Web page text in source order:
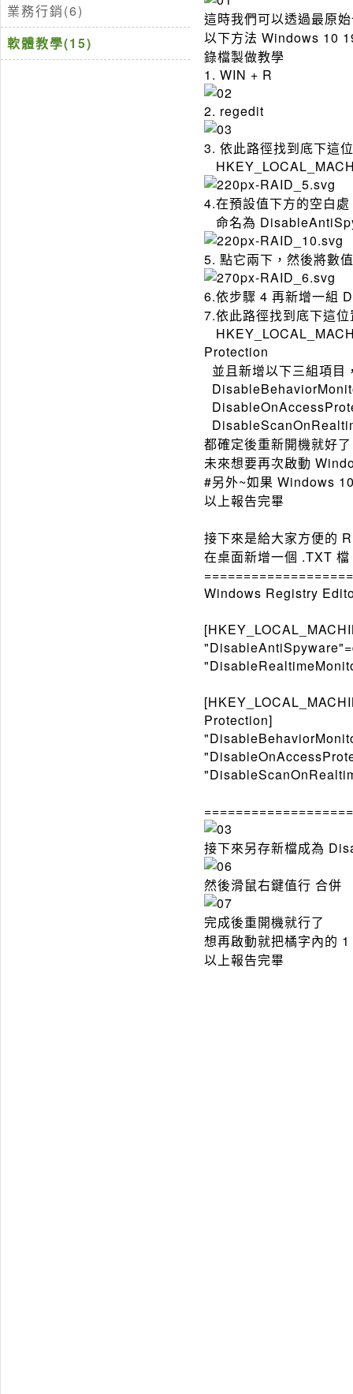
業務行銷(6)
軟體教學(15)
這時我們可以透過最原
以下方法 Windows 10
錄檔製做教學
1. WIN + R
2. regedit
3. 依此路徑找到底下這
4.在預設值下方的空白
命名為
5. 點它兩下，然後將數
6.依步驟 4 再新增一組
7.依此路徑找到底下這
Protection
並且新增以下三組項目
都確定後重新開機就好了
未來想要再次啟動
#另外~如果 Windows
以上報告完畢
接下來是給大家方便的
在桌面新增一個 .TXT
Windows Registry
Protection]
接下來另存新檔成為
然後滑鼠右鍵值行 合併
完成後重開機就行了
想再啟動就把橘字內的
以上報告完畢